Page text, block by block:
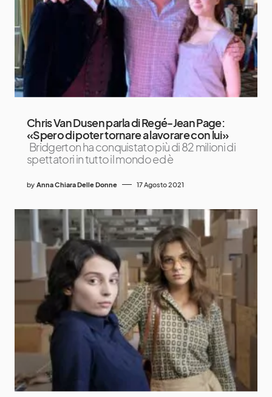
Chris Van Dusen parla di Regé-Jean Page:
«Spero di poter tornare a lavorare con lui»
Bridgerton ha conquistato più di 82 milioni di
spettatori in tutto il mondo ed è
by Anna Chiara Delle Donne 17 Agosto 2021